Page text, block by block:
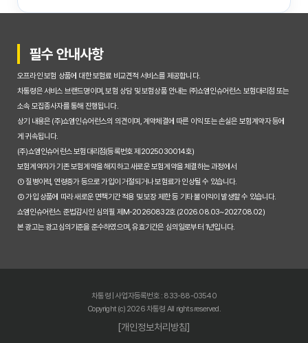
필수 안내사항
오프라인 보험 상품에 대한 보험료 비교견적 서비스를 제공합니다.
차통령은 서비스 브랜드명이며, 보험 상담 및 보험상품 안내는 ㈜쇼엠인슈어런스 보험대리점 또는
소속 모집종사자를 통해 진행됩니다.
상기 내용은 (주)쇼엠인슈어런스의 의견이며, 계약체결에 따른 이익 또는 손실은 보험계약자 등에
게 귀속됩니다.
(주)쇼엠인슈어런스 보험대리점(등록번호 제2025030014호)
보험계약자가 기존 보험계약을 해지하고 새로운 보험계약을 체결하는 과정에서
① 질병이력, 연령증가 등으로 가입이 거절되거나 보험료가 인상될 수 있습니다.
② 가입 상품에 따라 새로운 면책기간 적용 및 보장 제한 등 기타 불이익이 발생할 수 있습니다.
쇼엠인슈어런스 준법감시인 심의필 제M-20260832호 (2026.08.03~2027.08.02)
본 광고는 광고심의기준을 준수하였으며, 유효기간은 심의일로부터 1년입니다.
차통령 | 사업자등록번호 : 833-88-03540
Copyright (c) 2026 차통령 All rights reserved.
[개인정보처리방침]